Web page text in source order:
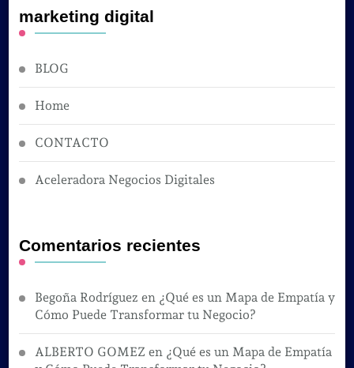
marketing digital
BLOG
Home
CONTACTO
Aceleradora Negocios Digitales
Comentarios recientes
Begoña Rodríguez en ¿Qué es un Mapa de Empatía y
Cómo Puede Transformar tu Negocio?
ALBERTO GOMEZ en ¿Qué es un Mapa de Empatía